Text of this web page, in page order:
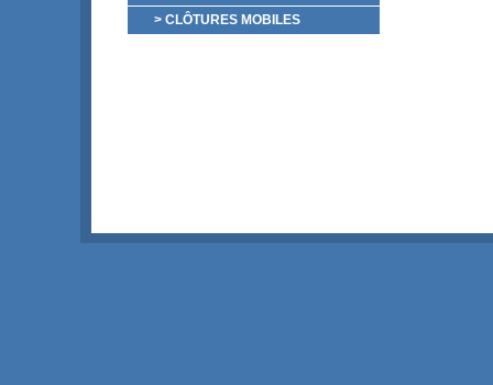
> CLÔTURES MOBILES